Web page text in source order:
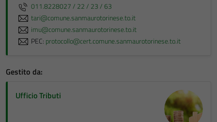
011.8228027 / 22 / 23 / 63
tari@comune.sanmaurotorinese.to.it
imu@comune.sanmaurotorinese.to.it
PEC: protocollo@cert.comune.sanmaurotorinese.to.it
Gestito da:
Ufficio Tributi